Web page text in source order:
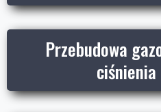
Przebudowa